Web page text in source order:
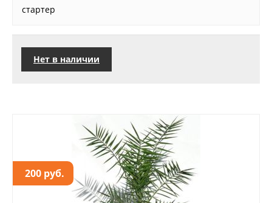
стартер
Нет в наличии
200 руб.